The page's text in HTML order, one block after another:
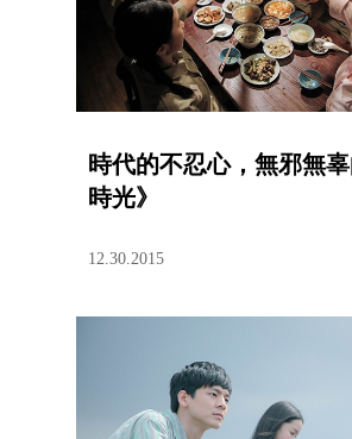
時代的不忍心，無邪無
時光》
12.30.2015